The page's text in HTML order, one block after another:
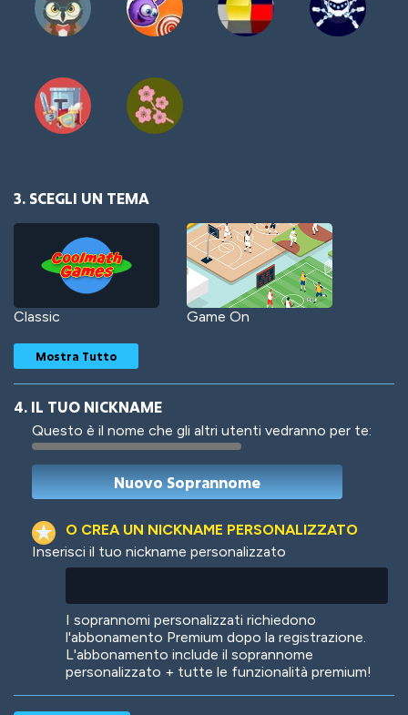
3. SCEGLI UN TEMA
Classic Game On
Woof Jungle Cats
Mostra Tutto
4. IL TUO NICKNAME
Questo è il nome che gli altri utenti vedranno per te:
O CREA UN NICKNAME PERSONALIZZATO
Inserisci il tuo nickname personalizzato
I soprannomi personalizzati richiedono
l'abbonamento Premium dopo la registrazione.
L'abbonamento include il soprannome
personalizzato + tutte le funzionalità premium!